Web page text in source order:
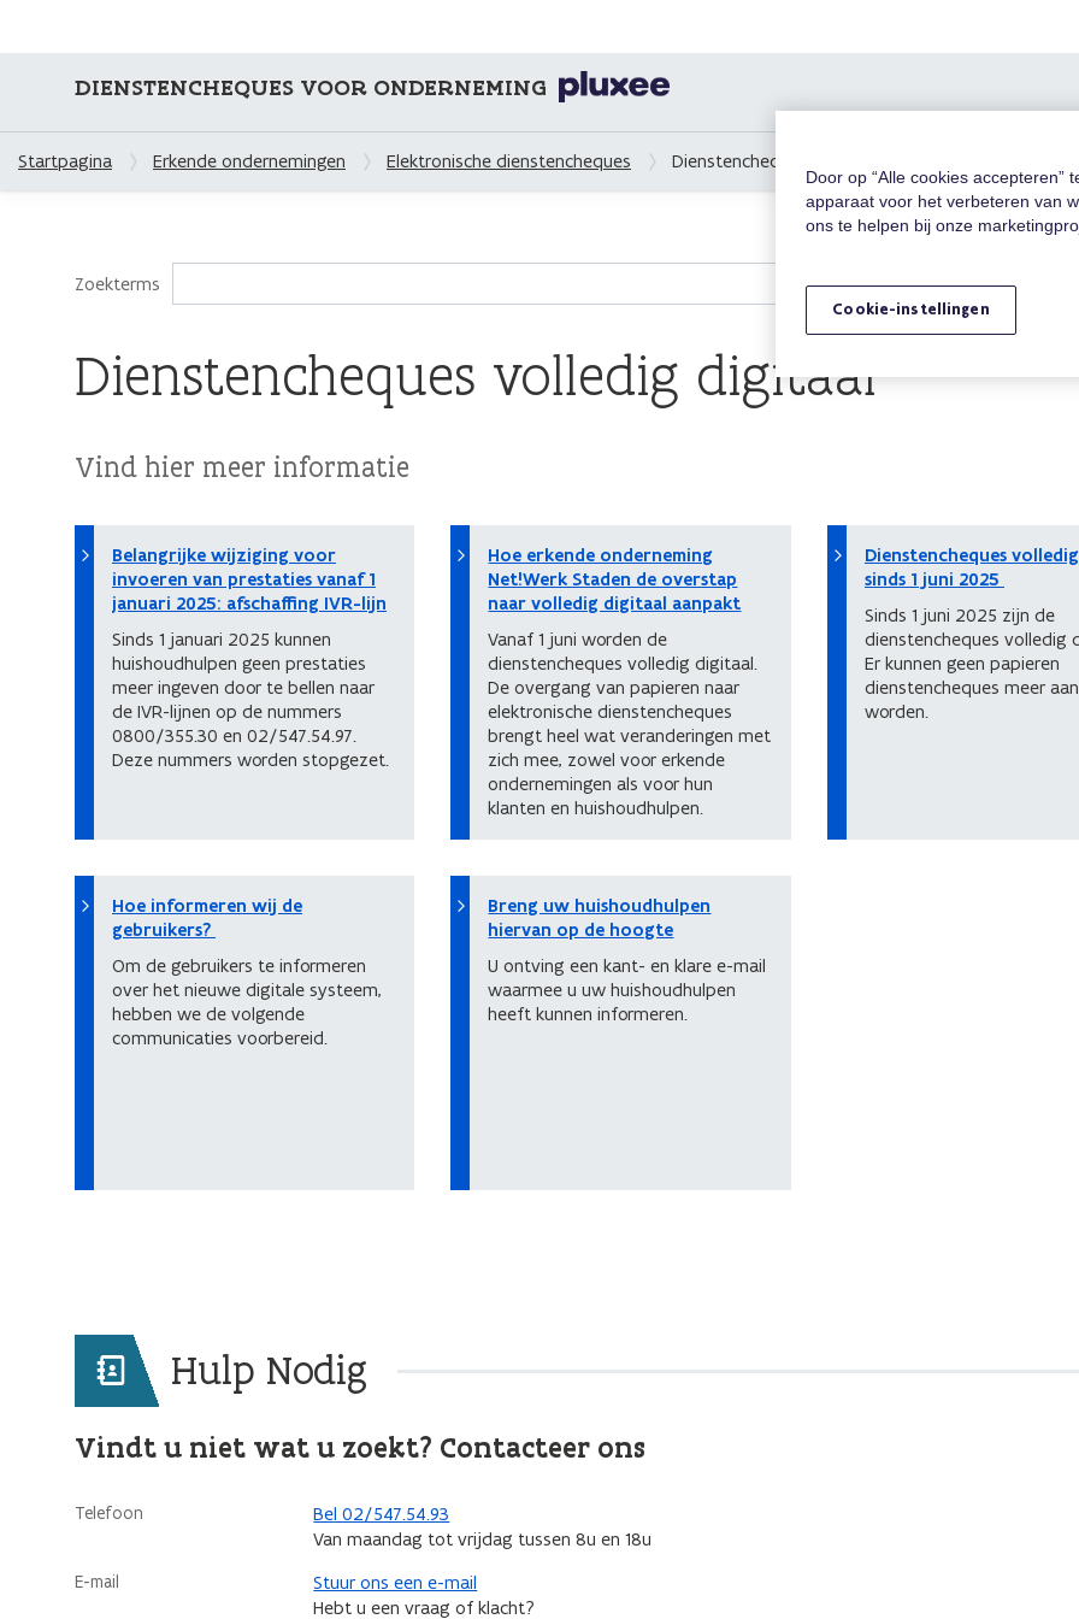
DIENSTENCHEQUES VOOR ONDERNEMING
Startpagina Erkende ondernemingen Elektronische dienstencheques Dienstencheques volledig digitaal
Zoekterms
Dienstencheques volledig digitaal
Vind hier meer informatie
Belangrijke wijziging voor
invoeren van prestaties vanaf 1
januari 2025: afschaffing IVR-lijn
Sinds 1 januari 2025 kunnen
huishoudhulpen geen prestaties
meer ingeven door te bellen naar
de IVR-lijnen op de nummers
0800/355.30 en 02/547.54.97.
Deze nummers worden stopgezet.
Hoe erkende onderneming
Net!Werk Staden de overstap
naar volledig digitaal aanpakt
Vanaf 1 juni worden de
dienstencheques volledig digitaal.
De overgang van papieren naar
elektronische dienstencheques
brengt heel wat veranderingen met
zich mee, zowel voor erkende
ondernemingen als voor hun
klanten en huishoudhulpen.
Dienstencheques
sinds 1 juni 2025
Sinds 1 juni 2025 zijn de
dienstencheques volledig
Er kunnen geen papieren
dienstencheques meer
worden.
Hoe informeren wij de
gebruikers?
Om de gebruikers te informeren
over het nieuwe digitale systeem,
hebben we de volgende
communicaties voorbereid.
Breng uw huishoudhulpen
hiervan op de hoogte
U ontving een kant- en klare e-mail
waarmee u uw huishoudhulpen
heeft kunnen informeren.
Hulp Nodig
Vindt u niet wat u zoekt? Contacteer ons
Telefoon
Bel 02/547.54.93
Van maandag tot vrijdag tussen 8u en 18u
E-mail
Stuur ons een e-mail
Hebt u een vraag of klacht?
Door op “Alle cookies
apparaat voor het verbeteren van
ons te helpen bij onze
Cookie-instellingen